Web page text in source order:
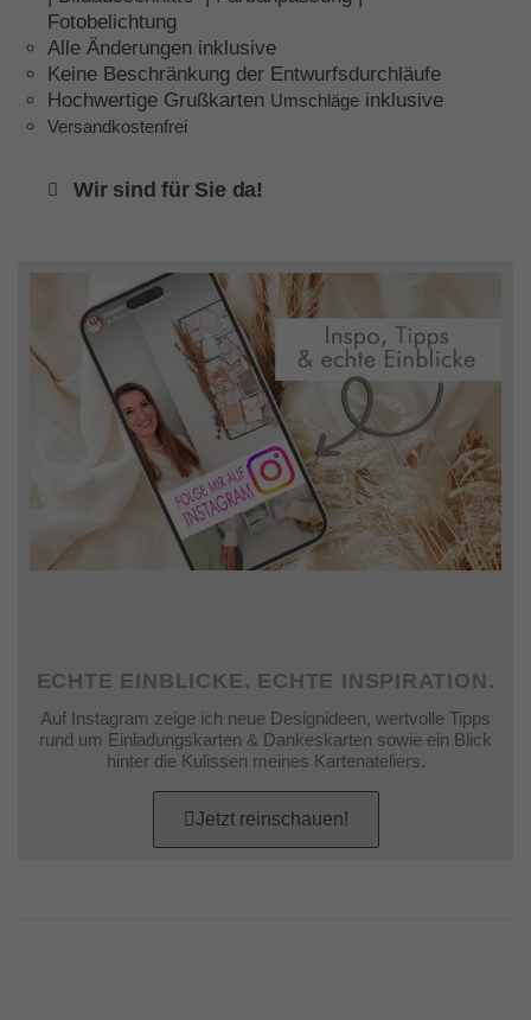
Fotobelichtung
Alle Änderungen inklusive
Keine Beschränkung der Entwurfsdurchläufe
Hochwertige Grußkarten Umschläge inklusive
Versandkostenfrei
Wir sind für Sie da!
ECHTE EINBLICKE. ECHTE INSPIRATION.
Auf Instagram zeige ich neue Designideen, wertvolle Tipps
rund um Einladungskarten & Dankeskarten sowie ein Blick
hinter die Kulissen meines Kartenateliers.
Jetzt reinschauen!